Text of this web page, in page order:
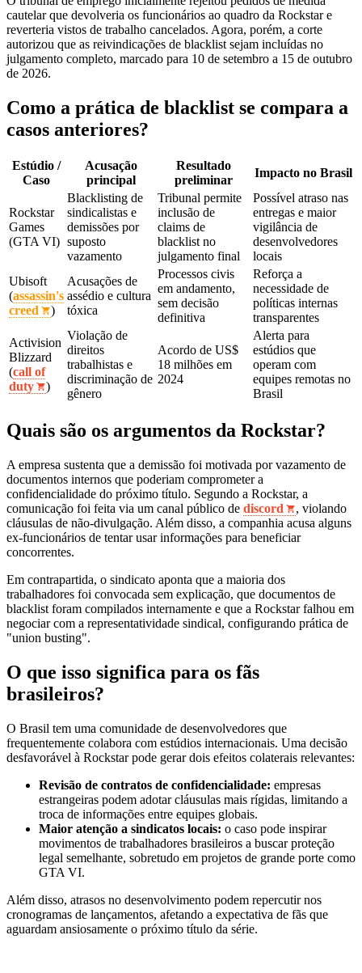
cautelar que devolveria os funcionários ao quadro da Rockstar e
reverteria vistos de trabalho cancelados. Agora, porém, a corte
autorizou que as reivindicações de blacklist sejam incluídas no
julgamento completo, marcado para 10 de setembro a 15 de outubro
de 2026.
Como a prática de blacklist se compara a
casos anteriores?
Estúdio /
Caso
Acusação
principal
Resultado
preliminar
Impacto no Brasil
Rockstar
Games
(GTA VI)
Blacklisting de
sindicalistas e
demissões por
suposto
vazamento
Tribunal permite
inclusão de
claims de
blacklist no
julgamento final
Possível atraso nas
entregas e maior
vigilância de
desenvolvedores
locais
Ubisoft
(assassin's
creed
)
Acusações de
assédio e cultura
tóxica
Processos civis
em andamento,
sem decisão
definitiva
Reforça a
necessidade de
políticas internas
transparentes
Activision
Blizzard
(call of
duty
)
Violação de
direitos
trabalhistas e
discriminação de
gênero
Acordo de US$
18 milhões em
2024
Alerta para
estúdios que
operam com
equipes remotas no
Brasil
Quais são os argumentos da Rockstar?
A empresa sustenta que a demissão foi motivada por vazamento de
documentos internos que poderiam comprometer a
confidencialidade do próximo título. Segundo a Rockstar, a
comunicação foi feita via um canal público de discord
, violando
cláusulas de não‑divulgação. Além disso, a companhia acusa alguns
ex‑funcionários de tentar usar informações para beneficiar
concorrentes.
Em contrapartida, o sindicato aponta que a maioria dos
trabalhadores foi convocada sem explicação, que documentos de
blacklist foram compilados internamente e que a Rockstar falhou em
negociar com a representatividade sindical, configurando prática de
"union busting".
O que isso significa para os fãs
brasileiros?
O Brasil tem uma comunidade de desenvolvedores que
frequentemente colabora com estúdios internacionais. Uma decisão
desfavorável à Rockstar pode gerar dois efeitos colaterais relevantes:
Revisão de contratos de confidencialidade: empresas
estrangeiras podem adotar cláusulas mais rígidas, limitando a
troca de informações entre equipes globais.
Maior atenção a sindicatos locais: o caso pode inspirar
movimentos de trabalhadores brasileiros a buscar proteção
legal semelhante, sobretudo em projetos de grande porte como
GTA VI.
Além disso, atrasos no desenvolvimento podem repercutir nos
cronogramas de lançamentos, afetando a expectativa de fãs que
aguardam ansiosamente o próximo título da série.